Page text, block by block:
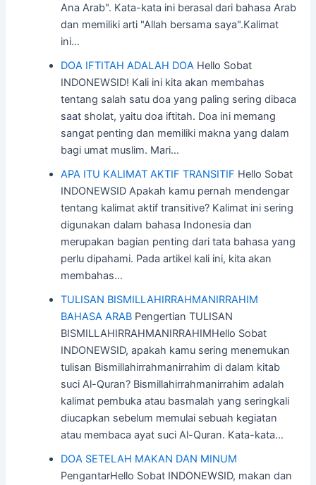
Ana Arab". Kata-kata ini berasal dari bahasa Arab
dan memiliki arti "Allah bersama saya".Kalimat
ini…
DOA IFTITAH ADALAH DOA Hello Sobat
INDONEWSID! Kali ini kita akan membahas
tentang salah satu doa yang paling sering dibaca
saat sholat, yaitu doa iftitah. Doa ini memang
sangat penting dan memiliki makna yang dalam
bagi umat muslim. Mari…
APA ITU KALIMAT AKTIF TRANSITIF Hello Sobat
INDONEWSID Apakah kamu pernah mendengar
tentang kalimat aktif transitive? Kalimat ini sering
digunakan dalam bahasa Indonesia dan
merupakan bagian penting dari tata bahasa yang
perlu dipahami. Pada artikel kali ini, kita akan
membahas…
TULISAN BISMILLAHIRRAHMANIRRAHIM
BAHASA ARAB Pengertian TULISAN
BISMILLAHIRRAHMANIRRAHIMHello Sobat
INDONEWSID, apakah kamu sering menemukan
tulisan Bismillahirrahmanirrahim di dalam kitab
suci Al-Quran? Bismillahirrahmanirrahim adalah
kalimat pembuka atau basmalah yang seringkali
diucapkan sebelum memulai sebuah kegiatan
atau membaca ayat suci Al-Quran. Kata-kata…
DOA SETELAH MAKAN DAN MINUM
PengantarHello Sobat INDONEWSID, makan dan